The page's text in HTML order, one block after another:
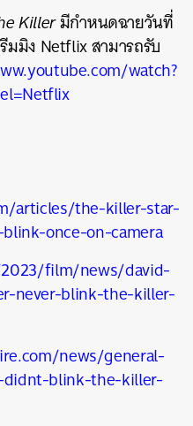
Killerมีกำหนดฉายวันที่
มิง Netflix สามารถรับ
watch?
articles/the-killer-star-
once-on-camera
film/news/david-
never-blink-the-killer-
news/general-
didnt-blink-the-killer-